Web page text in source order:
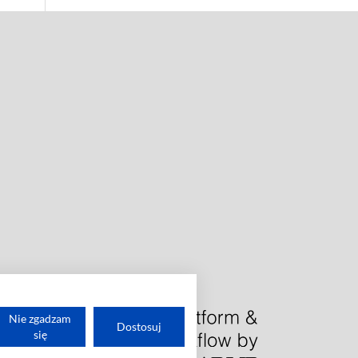
Nie zgadzam
się
Dostosuj